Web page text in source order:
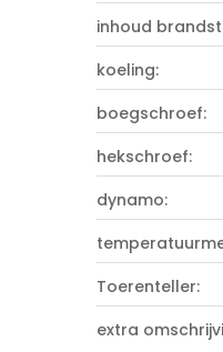
inhoud
koeling:
boegschroef:
hekschroef:
dynamo:
Toerenteller:
extra